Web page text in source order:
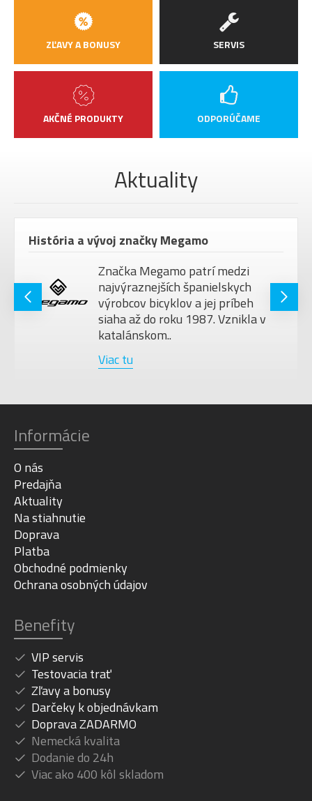
ZĽAVY A BONUSY
AKČNÉ PRODUKTY
SERVIS
ODPORÚČAME
Aktuality
História a vývoj značky Megamo
Značka Megamo patrí medzi
najvýraznejších španielskych
výrobcov bicyklov a jej príbeh
siaha až do roku 1987. Vznikla v
katalánskom..
Viac tu
Informácie
O nás
Predajňa
Aktuality
Na stiahnutie
Doprava
Platba
Obchodné podmienky
Ochrana osobných údajov
Benefity
VIP servis
Testovacia trať
Zľavy a bonusy
Darčeky k objednávkam
Doprava ZADARMO
Nemecká kvalita
Dodanie do 24h
Viac ako 400 kôl skladom